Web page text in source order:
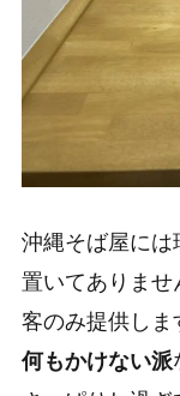
沖縄そば屋には
置いてありませ
客のみ提供しま
何もかけない派